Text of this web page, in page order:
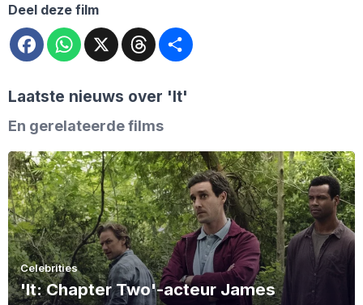
Deel deze film
FacebookWhatsApp
X Threads
Laatste nieuws over 'It'
En gerelateerde films
Celebrities
'It: Chapter Two'-acteur James